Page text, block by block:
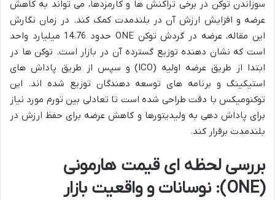
سوزاندن توکن در برخی تراکنش ها و کارمزدها، می تواند به کاهش
عرضه و افزایش ارزش آن در بلندمدت کمک کند. در زمان نگارش
این مقاله، عرضه در گردش توکن ONE حدود 14.76 میلیارد واحد
است که نشان دهنده توزیع گسترده آن در بازار است. توکن ها در
ابتدا از طریق عرضه اولیه (ICO) و سپس از طریق پاداش های
استیکینگ و برنامه های توسعه دهندگان توزیع شده اند. این
توکنومیکس با دقت طراحی شده است تا تعادلی بین تورم مورد نیاز
برای پاداش دهی به ولیدیتورها و کاهش عرضه برای حفظ ارزش در
بلندمدت برقرار کند.
بررسی لحظه ای قیمت هارمونی
(ONE): نوسانات و واقعیت بازار